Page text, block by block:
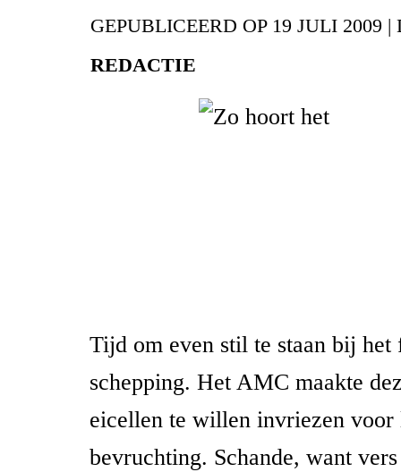
GEPUBLICEERD OP 19 JULI 2009 |
REDACTIE
Tijd om even stil te staan bij het
schepping. Het AMC maakte
eicellen te willen invriezen voor
bevruchting. Schande, want